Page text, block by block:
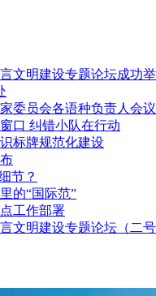
文明建设专题论坛成功
委员会各语种负责人会
口 纠错小队在行动
标牌规范化建设
节？
的“国际范”
工作部署
文明建设专题论坛（二